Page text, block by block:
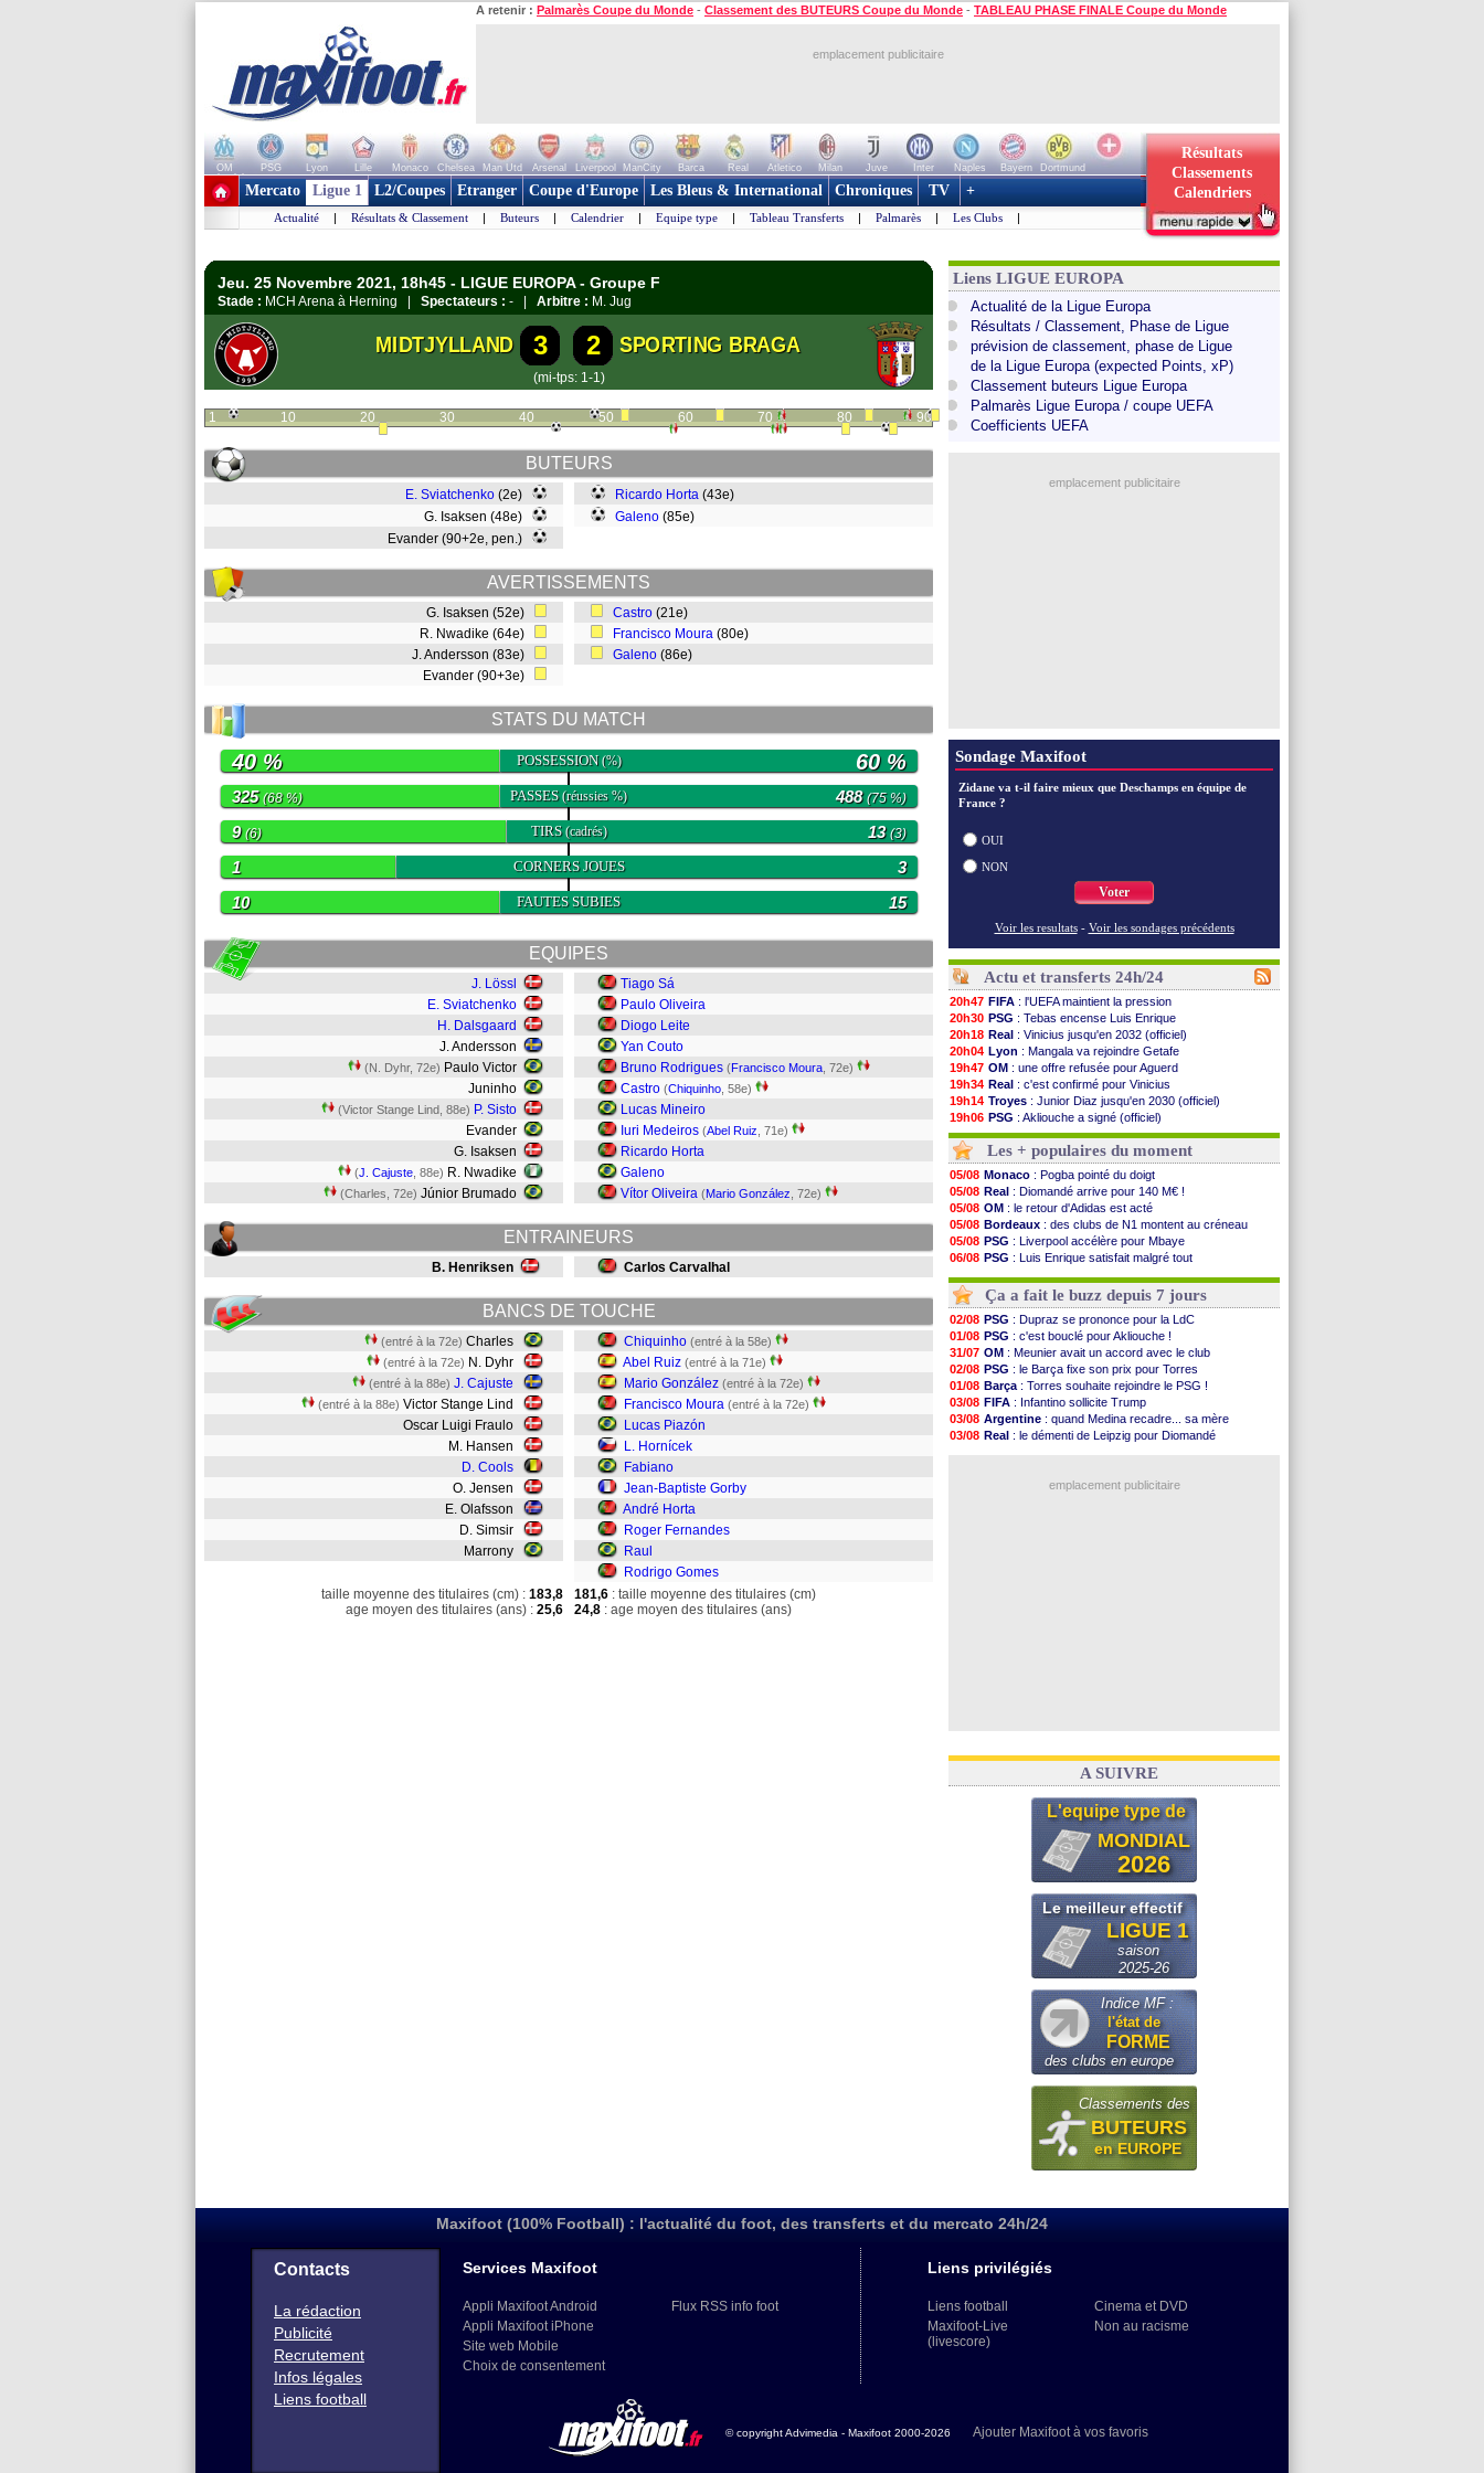
A retenir : Palmarès Coupe du Monde - Classement des BUTEURS Coupe du Monde - TABLEAU PHASE FINALE Coupe du Monde
emplacement publicitaire
OM PSG Lyon Lille Monaco Chelsea Man Utd Arsenal Liverpool ManCity Barca Real Atletico Milan Juve Inter Naples Bayern
Dortmund
+ de clubs
Résultats
Classements
Calendriers
Mercato Ligue 1 L2/Coupes Etranger Coupe d'Europe Les Bleus & International Chroniques TV +
Actualité | Résultats & Classement | Buteurs | Calendrier | Equipe type | Tableau Transferts | Palmarès | Les Clubs |
Jeu. 25 Novembre 2021, 18h45 - LIGUE EUROPA - Groupe F
Stade : MCH Arena à Herning | Spectateurs : - | Arbitre : M. Jug
MIDTJYLLAND 3 2 SPORTING BRAGA
(mi-tps: 1-1)
1 10 20 30 40 50 60 70 80 90
BUTEURS
E. Sviatchenko (2e)
G. Isaksen (48e)
Evander (90+2e, pen.)
Ricardo Horta (43e)
Galeno (85e)
AVERTISSEMENTS
G. Isaksen (52e)
R. Nwadike (64e)
J. Andersson (83e)
Evander (90+3e)
Castro (21e)
Francisco Moura (80e)
Galeno (86e)
STATS DU MATCH
POSSESSION(%)
40 % 60 %
PASSES(réussies %)
325(68 %) 488(75 %)
TIRS(cadrés)
9(6) 13(3)
CORNERS JOUES
1 3
FAUTES SUBIES
10 15
EQUIPES
J. Lössl
E. Sviatchenko
H. Dalsgaard
J. Andersson
(N. Dyhr, 72e) Paulo Victor
Juninho
(Victor Stange Lind, 88e) P. Sisto
Evander
G. Isaksen
(J. Cajuste , 88e) R. Nwadike
(Charles, 72e) Júnior Brumado
Tiago Sá
Paulo Oliveira
Diogo Leite
Yan Couto
Bruno Rodrigues (Francisco Moura , 72e)
Castro (Chiquinho , 58e)
Lucas Mineiro
Iuri Medeiros (Abel Ruiz , 71e)
Ricardo Horta
Galeno
Vítor Oliveira (Mario González , 72e)
ENTRAINEURS
B. Henriksen Carlos Carvalhal
BANCS DE TOUCHE
(entré à la 72e) Charles
(entré à la 72e) N. Dyhr
(entré à la 88e) J. Cajuste
(entré à la 88e) Victor Stange Lind
Oscar Luigi Fraulo
M. Hansen
D. Cools
O. Jensen
E. Olafsson
D. Simsir
Marrony
Chiquinho (entré à la 58e)
Abel Ruiz (entré à la 71e)
Mario González (entré à la 72e)
Francisco Moura (entré à la 72e)
Lucas Piazón
L. Hornícek
Fabiano
Jean-Baptiste Gorby
André Horta
Roger Fernandes
Raul
Rodrigo Gomes
taille moyenne des titulaires (cm) : 183,8
age moyen des titulaires (ans) : 25,6
181,6 : taille moyenne des titulaires (cm)
24,8 : age moyen des titulaires (ans)
Liens LIGUE EUROPA
Actualité de la Ligue Europa
Résultats / Classement, Phase de Ligue
prévision de classement, phase de Ligue
de la Ligue Europa (expected Points, xP)
Classement buteurs Ligue Europa
Palmarès Ligue Europa / coupe UEFA
Coefficients UEFA
emplacement publicitaire
Sondage Maxifoot
Zidane va t-il faire mieux que Deschamps en équipe de
France ?
OUI
NON
Voter
Voir les resultats - Voir les sondages précédents
Actu et transferts 24h/24
20h47 FIFA : l'UEFA maintient la pression
20h30 PSG : Tebas encense Luis Enrique
20h18 Real : Vinicius jusqu'en 2032 (officiel)
20h04 Lyon : Mangala va rejoindre Getafe
19h47 OM : une offre refusée pour Aguerd
19h34 Real : c'est confirmé pour Vinicius
19h14 Troyes : Junior Diaz jusqu'en 2030 (officiel)
19h06 PSG : Akliouche a signé (officiel)
18h50 OM: une offre pour Bulka
18h30
PSG : contrat signé pour Akliouche
18h20 Ouganda: Owori battu à mort à Kampala
17h58
Arsenal : Arteta veut créer une dynastie
17h47
Chelsea: Palace a fait son offre pour Disasi
17h34
FIFA: le gouvernement espagnol s'en mêle
17h22
PSG: l'étonnante rumeur Gusto
17h10
Bologne: Dallinga est sur le marché
16h59
OM : accord trouvé avec Man City pour Rulli
16h53 OM: Medina vers Leverkusen pour 25 M€
16h45
Uruguay: Forlan nommé sélectionneur (officiel)
16h34
Séville: Juanlu signe à Bournemouth (officiel)
16h21
PSG : Ndjantou heureux d'avoir rejoué
16h04
Real: Diomandé pour 140 M€ ! (officiel)
15h50
Man City: Rodri préfère le Barça au Real !
15h40
Rennes: Aït Boudlal veut rejoindre Fulham
Voir les brèves précédentes
Les + populaires du moment
05/08 Monaco : Pogba pointé du doigt
05/08 Real : Diomandé arrive pour 140 M€ !
05/08 OM : le retour d'Adidas est acté
05/08 Bordeaux : des clubs de N1 montent au créneau
05/08 PSG : Liverpool accélère pour Mbaye
06/08 PSG : Luis Enrique satisfait malgré tout
05/08
Real: une nouvelle offre pour Vinicius
Ça a fait le buzz depuis 7 jours
02/08 PSG : Dupraz se prononce pour la LdC
01/08 PSG : c'est bouclé pour Akliouche !
31/07 OM : Meunier avait un accord avec le club
02/08 PSG : le Barça fixe son prix pour Torres
01/08 Barça : Torres souhaite rejoindre le PSG !
03/08 FIFA : Infantino sollicite Trump
03/08 Argentine : quand Medina recadre... sa mère
03/08 Real : le démenti de Leipzig pour Diomandé
emplacement publicitaire
A SUIVRE
L'equipe type de
MONDIAL
2026
Le meilleur effectif
LIGUE 1
saison
2025-26
Indice MF :
l'état de
FORME
des clubs en europe
Classements des
BUTEURS
en EUROPE
Maxifoot (100% Football) : l'actualité du foot, des transferts et du mercato 24h/24
Contacts
La rédaction
Publicité
Recrutement
Infos légales
Liens football
Services Maxifoot
Appli Maxifoot Android
Appli Maxifoot iPhone
Site web Mobile
Choix de consentement
Flux RSS info foot
Liens privilégiés
Liens football
Maxifoot-Live
(livescore)
Cinema et DVD
Non au racisme
© copyright Advimedia - Maxifoot 2000-2026 Ajouter Maxifoot à vos favoris